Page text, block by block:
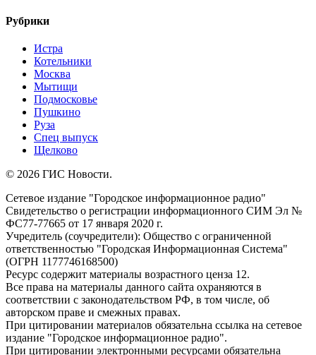
Рубрики
Истра
Котельники
Москва
Мытищи
Подмосковье
Пушкино
Руза
Спец выпуск
Щелково
© 2026 ГИС Новости.
Сетевое издание "Городское информационное радио"
Свидетельство о регистрации информационного СИМ Эл №
ФС77-77665 от 17 января 2020 г.
Учредитель (соучредители): Общество с ограниченной
ответственностью "Городская Информационная Система"
(ОГРН 1177746168500)
Ресурс содержит материалы возрастного ценза 12.
Все права на материалы данного сайта охраняются в
соответствии с законодательством РФ, в том числе, об
авторском праве и смежных правах.
При цитировании материалов обязательна ссылка на сетевое
издание "Городское информационное радио".
При цитировании электронными ресурсами обязательна